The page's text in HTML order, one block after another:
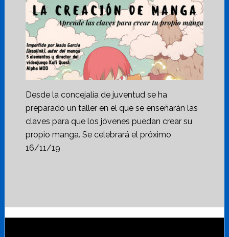
Desde la concejalía de juventud se ha
preparado un taller en el que se enseñarán las
claves para que los jóvenes puedan crear su
propio manga. Se celebrará el próximo
16/11/19